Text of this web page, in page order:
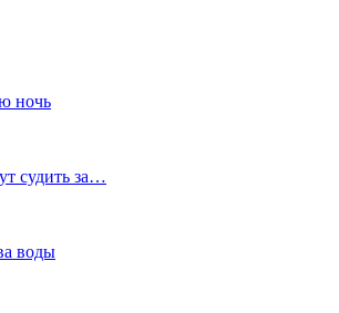
ночь
судить за…
воды